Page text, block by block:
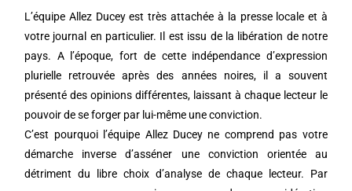
L’équipe Allez Ducey est très attachée à la presse locale et à
votre journal en particulier. Il est issu de la libération de notre
pays. A l’époque, fort de cette indépendance d’expression
plurielle retrouvée après des années noires, il a souvent
présenté des opinions différentes, laissant à chaque lecteur le
pouvoir de se forger par lui-même une conviction.
C’est pourquoi l’équipe Allez Ducey ne comprend pas votre
démarche inverse d’asséner une conviction orientée au
détriment du libre choix d’analyse de chaque lecteur. Par